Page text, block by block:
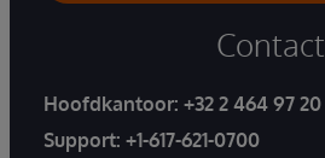
Contact
Hoofdkantoor: +32 2 464 97 20
Support: +1-617-621-0700